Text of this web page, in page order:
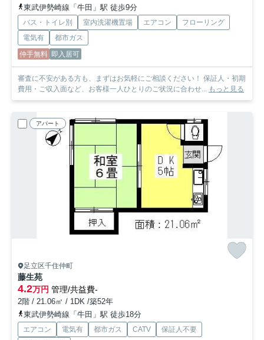
東武伊勢崎線「牛田」駅 徒歩9分
バス・トイレ別 室内洗濯機置場 エアコン
フローリング
電気有
都市ガス
仲手無料 即入居可
審査に不安がある方も、まずはお気軽にご相談ください！ 保証人・初期
費用・ご収入面など、お客様一人ひとりのご状況に合わせ... もっと見る
アパート
足立区千住仲町
藤生苑
4.2万円 管理/共益費-
2階 / 21.06㎡ / 1DK /築52年
東武伊勢崎線「牛田」駅 徒歩18分
エアコン 電気有 都市ガス CATV
保証人不要